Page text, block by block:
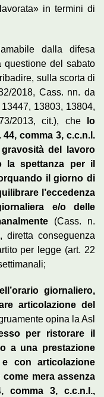
in termini di
dalla difesa
questione del sabato
sulla scorta di
2018, Cass. nn. da
13803, 13804,
2013, cit.), che
lo
comma 3, c.c.n.l.
del lavoro
la spettanza per il
il giorno di
l’eccedenza
e/o delle
(Cass. n.
diretta conseguenza
per legge (art. 22
giornaliero,
articolazione del
opina la Asl
per ristorare il
a una prestazione
con articolazione
mera assenza
comma 3, c.c.n.l.,